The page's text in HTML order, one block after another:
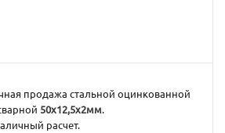
продажа стальной оцинкованной
50х12,5х2мм.
расчет.